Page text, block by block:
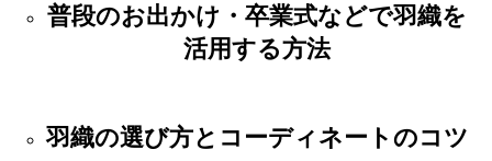
普段のお出かけ・卒業式などで羽織を
活用する方法
羽織の選び方とコーディネートのコツ